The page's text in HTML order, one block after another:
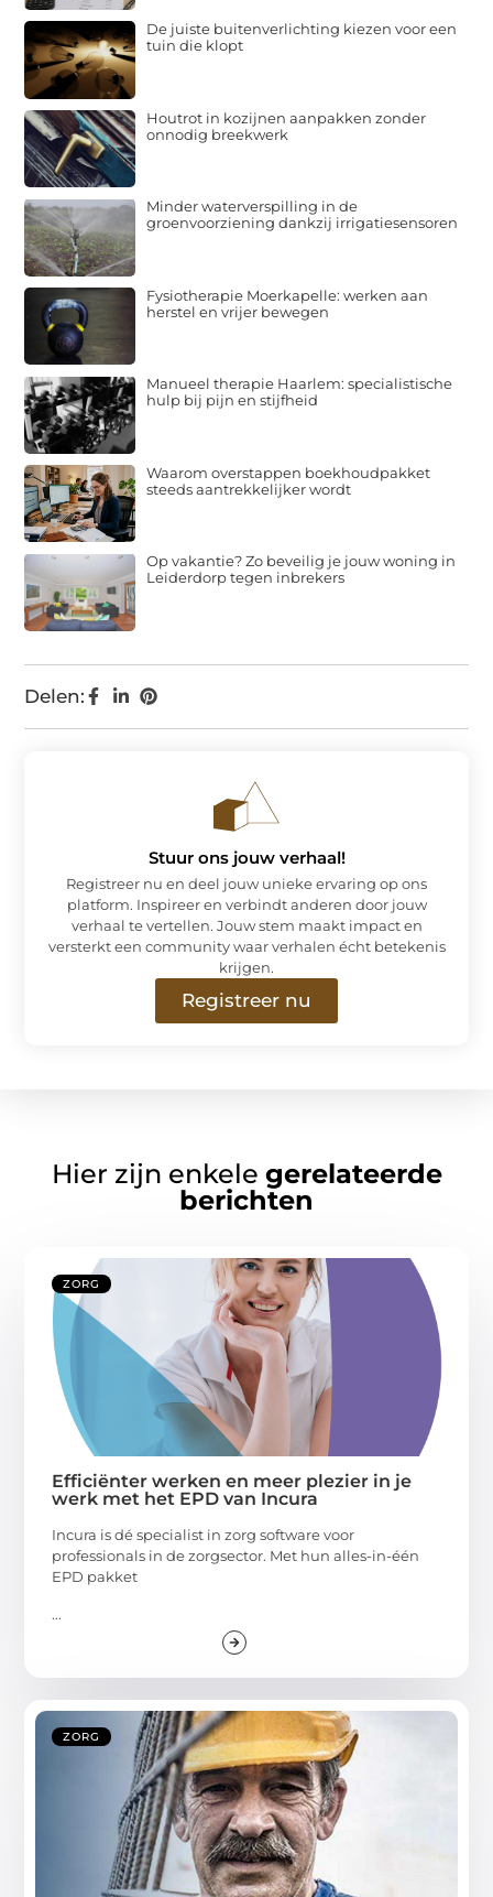
Delen:
De juiste buitenverlichting kiezen voor een
tuin die klopt
Houtrot in kozijnen aanpakken zonder
onnodig breekwerk
Minder waterverspilling in de
groenvoorziening dankzij irrigatiesensoren
Fysiotherapie Moerkapelle: werken aan
herstel en vrijer bewegen
Manueel therapie Haarlem: specialistische
hulp bij pijn en stijfheid
Waarom overstappen boekhoudpakket
steeds aantrekkelijker wordt
Op vakantie? Zo beveilig je jouw woning in
Leiderdorp tegen inbrekers
Stuur ons jouw verhaal!
Registreer nu en deel jouw unieke ervaring op ons
platform. Inspireer en verbindt anderen door jouw
verhaal te vertellen. Jouw stem maakt impact en
versterkt een community waar verhalen écht betekenis
krijgen.
Registreer nu
Hier zijn enkele gerelateerde
berichten
ZORG
Efficiënter werken en meer plezier in je
werk met het EPD van Incura
Incura is dé specialist in zorg software voor
professionals in de zorgsector. Met hun alles-in-één
EPD pakket
...
ZORG